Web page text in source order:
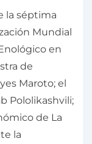
la séptima
Mundial
en
de
Maroto; el
Pololikashvili;
de La
la